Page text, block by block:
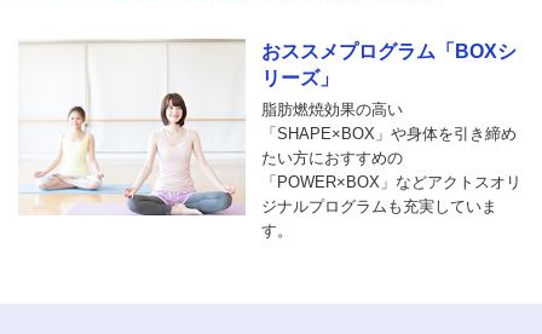
おススメプログラム「BOXシ
リーズ」
脂肪燃焼効果の高い
「SHAPE×BOX」や身体を引き締め
たい方におすすめの
「POWER×BOX」などアクトスオリ
ジナルプログラムも充実していま
す。